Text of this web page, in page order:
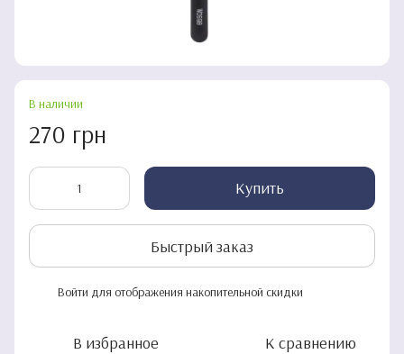
В наличии
270 грн
Купить
Быстрый заказ
Войти для отображения накопительной скидки
В избранное К сравнению